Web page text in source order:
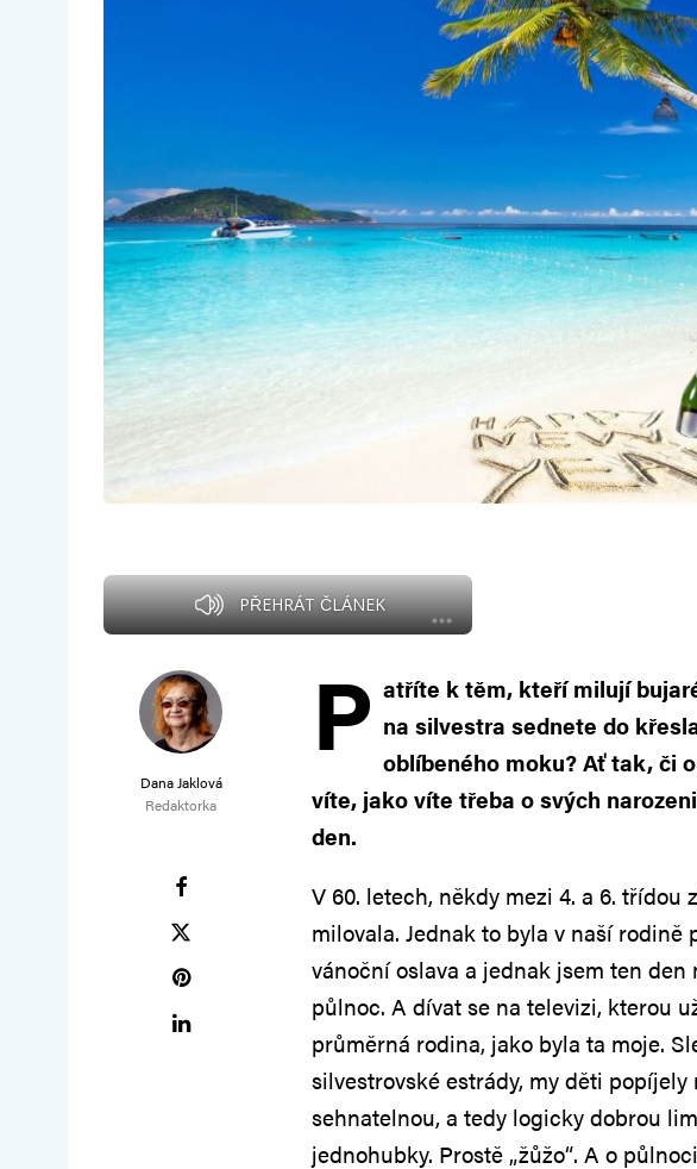
PŘEHRÁT ČLÁNEK
Dana Jaklová
Redaktorka
P atříte k těm, kteří milují
na silvestra sednete do
oblíbeného moku? Ať tak, či
víte, jako víte třeba o svých
den.
V 60. letech, někdy mezi 4. a 6. třídou
milovala. Jednak to byla v naší
vánoční oslava a jednak jsem ten
půlnoc. A dívat se na televizi, kterou
průměrná rodina, jako byla ta moje.
silvestrovské estrády, my děti
sehnatelnou, a tedy logicky dobrou
jednohubky. Prostě „žůžo“. A o